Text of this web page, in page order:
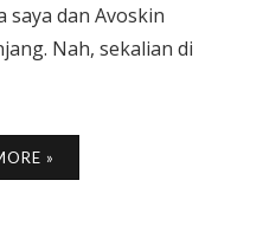
saya dan Avoskin
Nah, sekalian di
»